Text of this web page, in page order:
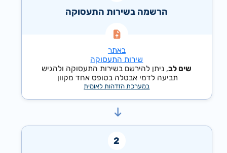
הרשמה בשירות התעסוקה
באתר
שירות התעסוקה
שים לב, ניתן להירשם בשירות התעסוקה ולהגיש
תביעה לדמי אבטלה בטופס אחד מקוון
במערכת הזדהות לאומית